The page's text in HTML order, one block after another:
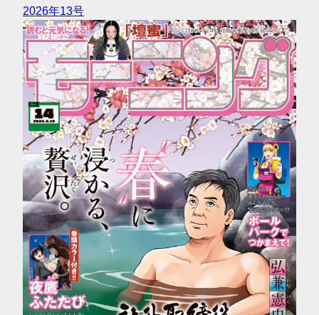
2026年13号